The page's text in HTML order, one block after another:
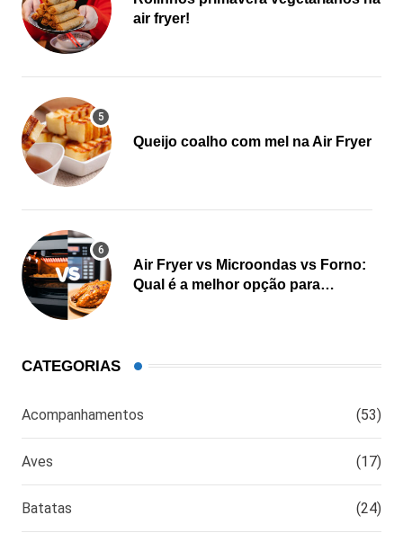
air fryer!
Queijo coalho com mel na Air Fryer
Air Fryer vs Microondas vs Forno:
Qual é a melhor opção para
CATEGORIAS
Acompanhamentos (53)
Aves (17)
Batatas (24)